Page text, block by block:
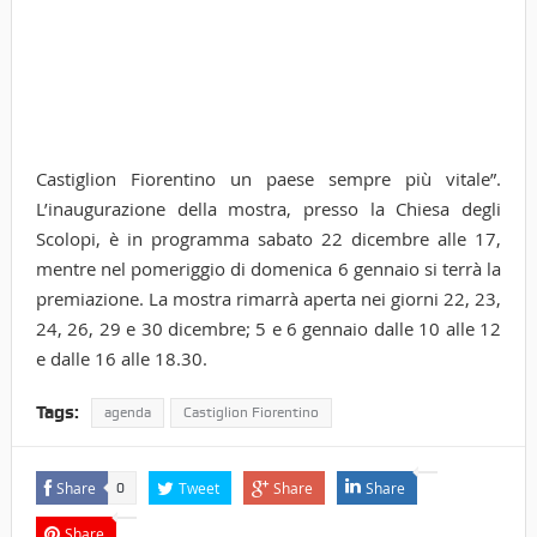
Castiglion Fiorentino un paese sempre più vitale”.
L’inaugurazione della mostra, presso la Chiesa degli
Scolopi, è in programma sabato 22 dicembre alle 17,
mentre nel pomeriggio di domenica 6 gennaio si terrà la
premiazione. La mostra rimarrà aperta nei giorni 22, 23,
24, 26, 29 e 30 dicembre; 5 e 6 gennaio dalle 10 alle 12
e dalle 16 alle 18.30.
Tags: agenda Castiglion Fiorentino
Share 0 Tweet Share Share